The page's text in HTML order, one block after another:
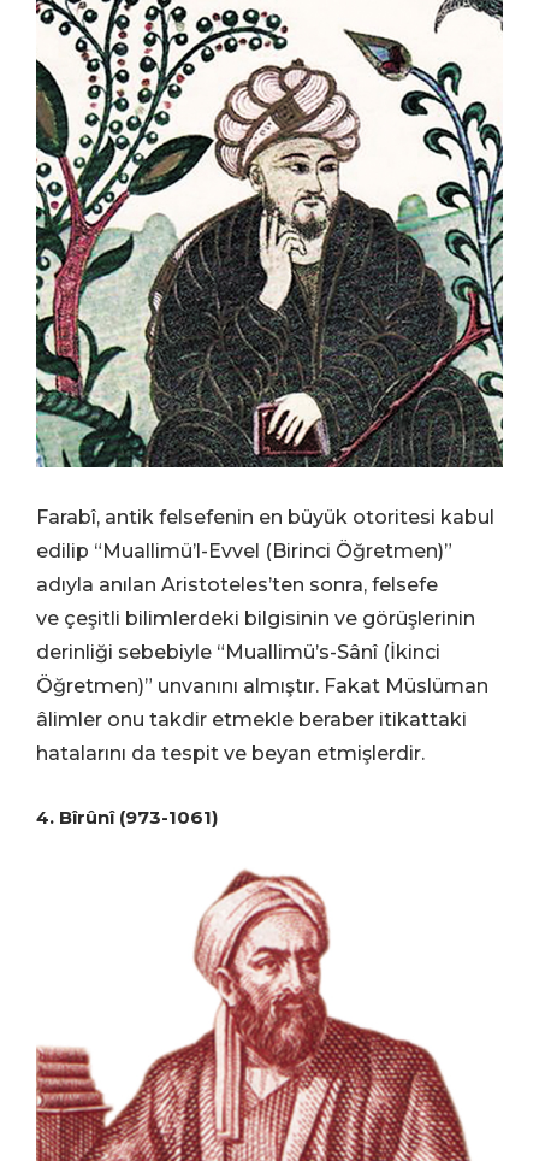
Farabî, antik felsefenin en büyük otoritesi kabul
edilip “Muallimü’l-Evvel (Birinci Öğretmen)”
adıyla anılan Aristoteles’ten sonra, felsefe
ve çeşitli bilimlerdeki bilgisinin ve görüşlerinin
derinliği sebebiyle “Muallimü’s-Sânî (İkinci
Öğretmen)” unvanını almıştır. Fakat Müslüman
âlimler onu takdir etmekle beraber itikattaki
hatalarını da tespit ve beyan etmişlerdir.
4. Bîrûnî (973-1061)